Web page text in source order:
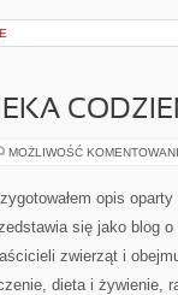
MOŻLIWOŚĆ
opis
się jako blog
zwierząt i
dieta i żywienie,